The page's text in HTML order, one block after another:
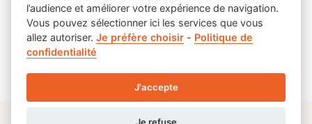
Les labels
l’audience et améliorer votre expérience de navigation.
Vous pouvez sélectionner ici les services que vous
allez autoriser.Je préfère choisir - Politique de
confidentialité
J'accepte
Je refuse